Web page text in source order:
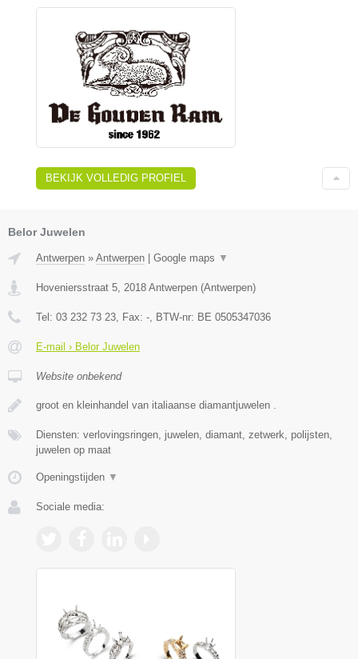
BEKIJK VOLLEDIG PROFIEL
Belor Juwelen
Antwerpen » Antwerpen Google maps ▼
Hoveniersstraat 5, 2018 Antwerpen (Antwerpen)
Tel: 03 232 73 23, Fax: -, BTW-nr: BE 0505347036
E-mail › Belor Juwelen
Website onbekend
groot en kleinhandel van italiaanse diamantjuwelen .
Diensten: verlovingsringen, juwelen, diamant, zetwerk, polijsten,
juwelen op maat
Openingstijden ▼
Sociale media: